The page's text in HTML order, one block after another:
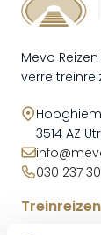
Mevo
verre
3514 AZ
030 237
Treinreizen